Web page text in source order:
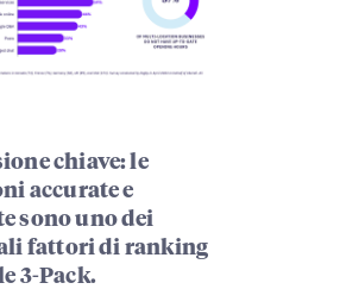
chiave: le
accurate e
sono uno dei
fattori di ranking
3-Pack.